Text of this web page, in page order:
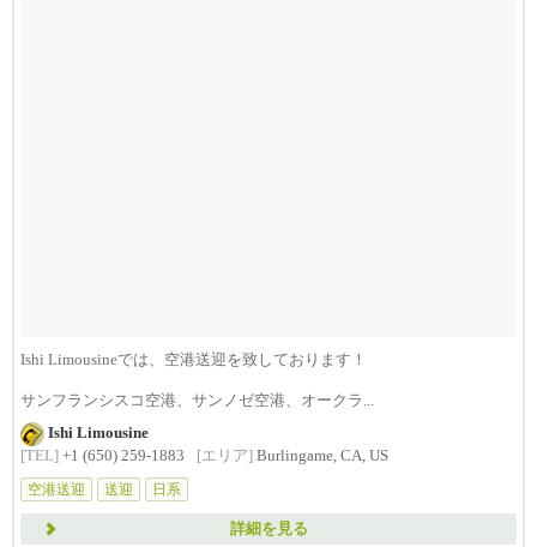
Ishi Limousineでは、空港送迎を致しております！
サンフランシスコ空港、サンノゼ空港、オークラ...
Ishi Limousine
[TEL] +1 (650) 259-1883 [エリア] Burlingame, CA, US
空港送迎
送迎 日系
詳細を見る